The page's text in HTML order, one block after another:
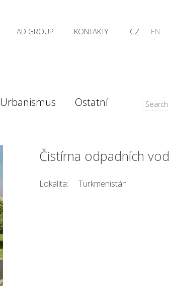
CZ EN
AD GROUP KONTAKTY
Urbanismus Ostatní
Čistírna odpadních vod
Lokalita: Turkmenistán